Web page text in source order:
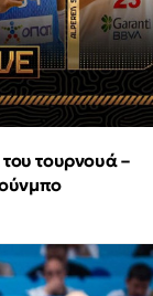
τουρνουά –